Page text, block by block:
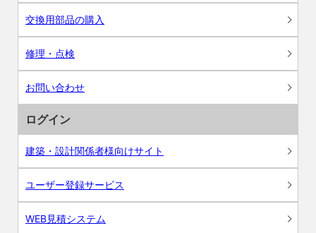
交換用部品の購入
修理・点検
お問い合わせ
ログイン
建築・設計関係者様向けサイト
ユーザー登録サービス
WEB見積システム